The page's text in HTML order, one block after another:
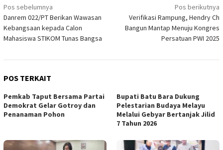
Navigasi
pos
Pos sebelumnya
Danrem 022/PT Berikan Wawasan
Kebangsaan kepada Calon
Mahasiswa STIKOM Tunas Bangsa
Pos berikutnya
Verifikasi Rampung, Hendry Ch
Bangun Mantap Menuju Kongres
Persatuan PWI 2025
POS TERKAIT
Pemkab Taput Bersama Partai
Demokrat Gelar Gotroy dan
Penanaman Pohon
Bupati Batu Bara Dukung
Pelestarian Budaya Melayu
Melalui Gebyar Bertanjak Jilid
7 Tahun 2026